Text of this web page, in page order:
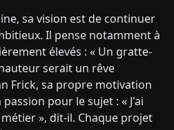
sa vision est de continuer
Il pense notamment à
élevés : « Un gratte-
serait un rêve
Frick, sa propre motivation
pour le sujet : « J'ai
», dit-il. Chaque projet